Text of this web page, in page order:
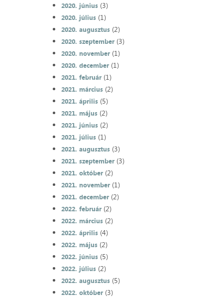
2020. június(3)
2020. július(1)
2020. augusztus(2)
2020. szeptember(3)
2020. november(1)
2020. december(1)
2021. február(1)
2021. március(2)
2021. április(5)
2021. május(2)
2021. június(2)
2021. július(1)
2021. augusztus(3)
2021. szeptember(3)
2021. október(2)
2021. november(1)
2021. december(2)
2022. február(2)
2022. március(2)
2022. április(4)
2022. május(2)
2022. június(5)
2022. július(2)
2022. augusztus(5)
2022. október(3)